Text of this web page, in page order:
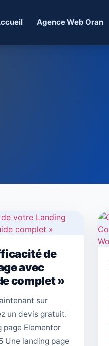
Agence Web Oran
de
avec
complet »
sur
un devis gratuit.
page Elementor
Une landing page